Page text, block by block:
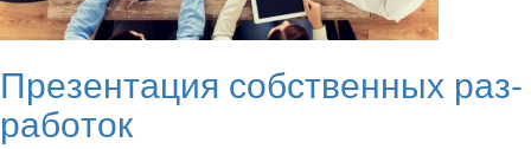
Пре­зен­та­ция соб­ствен­ных раз­
ра­бо­ток